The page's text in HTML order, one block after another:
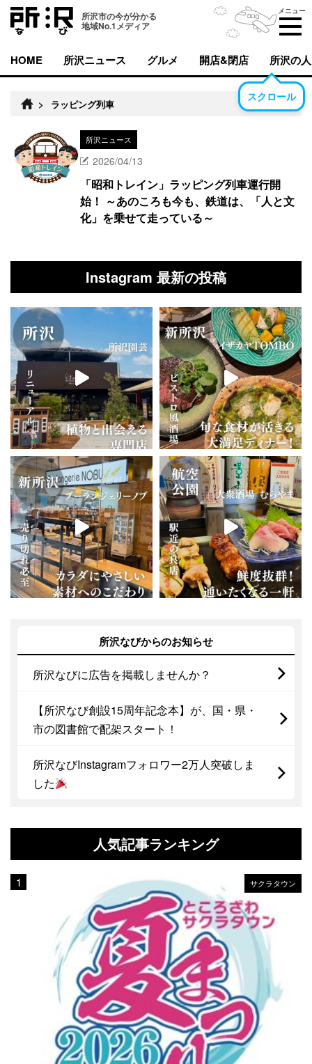
所沢市の今が分かる
地域No.1メディア
メニュー
HOME 所沢ニュース グルメ 開店&閉店 所沢の人
スクロール
> ラッピング列車
所沢ニュース
2026/04/13
「昭和トレイン」ラッピング列車運行開
始！ ～あのころも今も、鉄道は、「人と文
化」を乗せて走っている～
Instagram 最新の投稿
所沢なびからのお知らせ
所沢なびに広告を掲載しませんか？
【所沢なび創設15周年記念本】が、国・県・
市の図書館で配架スタート！
所沢なびInstagramフォロワー2万人突破しま
した
人気記事ランキング
サクラタウン